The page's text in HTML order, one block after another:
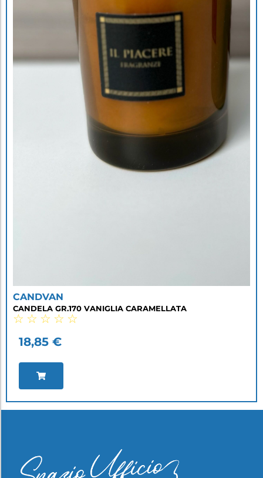
CANDVAN
CANDELA GR.170 VANIGLIA CARAMELLATA
☆ ☆ ☆ ☆ ☆
18,85 €